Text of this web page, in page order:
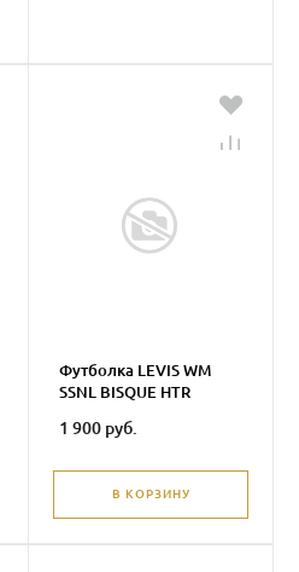
Футболка LEVIS WM
SSNL BISQUE HTR
1 900 руб.
В КОРЗИНУ